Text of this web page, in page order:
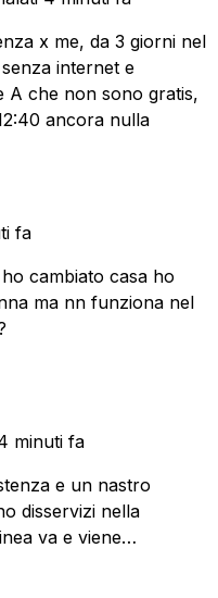
x me, da 3 giorni nel
internet e
A che non sono gratis,
ancora nulla
fa
cambiato casa ho
ma nn funziona nel
minuti fa
e un nastro
disservizi nella
va e viene…